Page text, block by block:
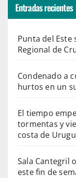
Entradas recientes
Punta del Este
Regional de
Condenado a
hurtos en un
El tiempo
tormentas y
costa de
Sala Cantegril
este fin de